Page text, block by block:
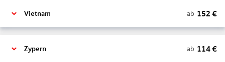
Vietnam ab 152 €
Zypern ab 114€